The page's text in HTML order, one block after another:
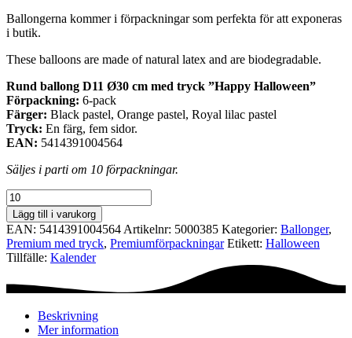
Ballongerna kommer i förpackningar som perfekta för att exponeras
i butik.
These balloons are made of natural latex and are biodegradable.
Rund ballong D11 Ø30 cm med tryck ”Happy Halloween”
Förpackning: 6-pack
Färger: Black pastel, Orange pastel, Royal lilac pastel
Tryck: En färg, fem sidor.
EAN: 5414391004564
Säljes i parti om 10 förpackningar.
Premiumförpackning
Ø30
cm
-
Happy
Halloween
Lägg till i varukorg
EAN: 5414391004564 Artikelnr: 5000385 Kategorier: Ballonger,
Premium med tryck, Premium­förpackningar Etikett: Halloween
Tillfälle: Kalender
Beskrivning
Mer information